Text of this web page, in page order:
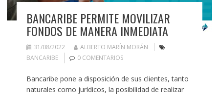
BANCARIBE PERMITE MOVILIZAR
FONDOS DE MANERA INMEDIATA
31/08/2022
ALBERTO MARÍN MORÁN
BANCARIBE
0 COMENTARIOS
Bancaribe pone a disposición de sus clientes, tanto
naturales como jurídicos, la posibilidad de realizar